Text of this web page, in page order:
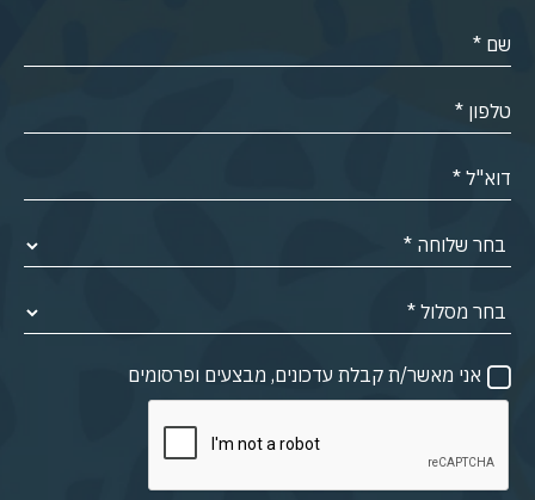
אני מאשר/ת קבלת עדכונים, מבצעים ופרסומים